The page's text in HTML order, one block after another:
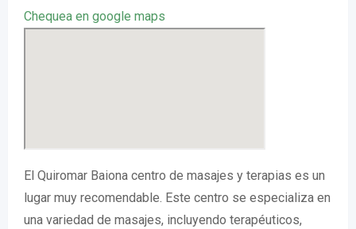
Chequea en google maps
El Quiromar Baiona centro de masajes y terapias es un
lugar muy recomendable. Este centro se especializa en
una variedad de masajes, incluyendo terapéuticos,